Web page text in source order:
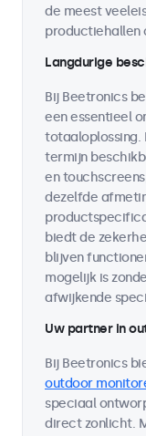
de meest
productiehallen
Langdurige
Bij Beetronics
een essentieel
totaaloplossing.
termijn
en
dezelfde
biedt de
blijven
mogelijk is
afwijkende
Uw partner in
Bij Beetronics
outdoor
speciaal
direct zonlicht.